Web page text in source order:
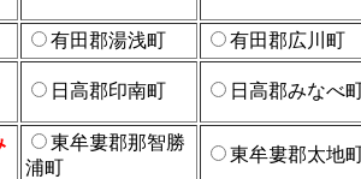
有田郡湯浅町 有田郡広川町
日高郡印南町 日高郡みなべ
東牟婁郡那智勝
浦町
東牟婁郡太地